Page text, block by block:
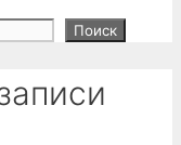
Поиск